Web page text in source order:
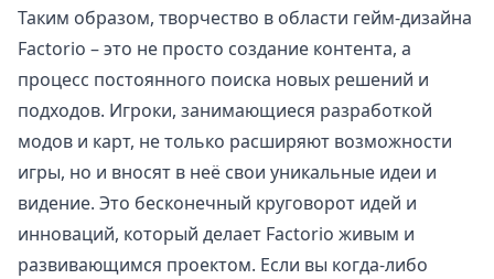
Таким образом, творчество в области гейм-дизайна
Factorio – это не просто создание контента, а
процесс постоянного поиска новых решений и
подходов. Игроки, занимающиеся разработкой
модов и карт, не только расширяют возможности
игры, но и вносят в неё свои уникальные идеи и
видение. Это бесконечный круговорот идей и
инноваций, который делает Factorio живым и
развивающимся проектом. Если вы когда-либо